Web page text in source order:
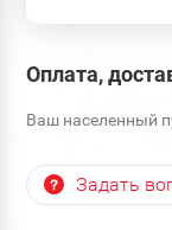
Оплата,
Ваш населенный
Задать